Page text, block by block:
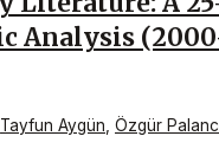
Analysis
Tayfun Aygün Özgür